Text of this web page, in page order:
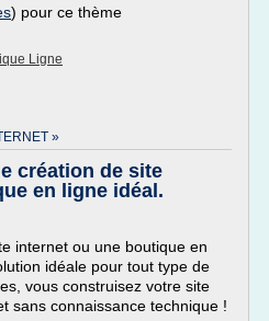
) pour ce thème
Ligne
»
création de site
en ligne idéal.
internet ou une boutique en
idéale pour tout type de
vous construisez votre site
sans connaissance technique !